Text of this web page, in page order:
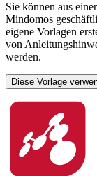
Sie können aus
Mindomos
eigene Vorlagen
von
werden.
Diese Vorlage